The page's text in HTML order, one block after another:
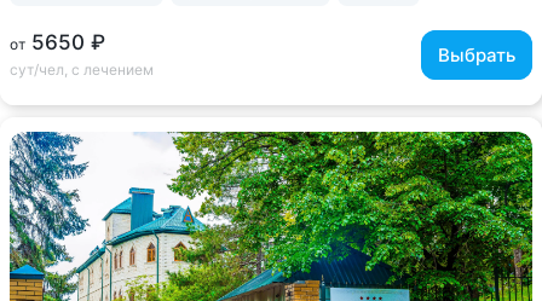
от 5650 ₽
сут/чел, с лечением
Выбрать